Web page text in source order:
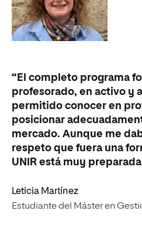
“El completo programa
profesorado, en activo y
permitido conocer en
posicionar
mercado. Aunque me
respeto que fuera una
UNIR está muy
Leticia Martínez
Estudiante del Máster en